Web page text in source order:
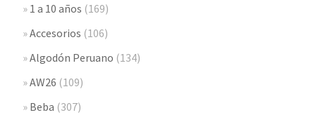
1 a 10 años (169)
Accesorios (106)
Algodón Peruano (134)
AW26 (109)
Beba (307)